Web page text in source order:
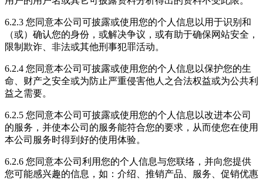
6.2.3 您同意本公司可披露或使用您的个人信息以用于识别和
（或）确认您的身份，或解决争议，或有助于确保网站安全，
限制欺诈、非法或其他刑事犯罪活动。
6.2.4 您同意本公司可披露或使用您的个人信息以保护您的生
命、财产之安全或为防止严重侵害他人之合法权益或为公共利
益之需要。
6.2.5 您同意本公司可披露或使用您的个人信息以改进本公司
的服务，并使本公司的服务能符合您的要求，从而使您在使用
本公司服务时得到好的使用体验。
6.2.6 您同意本公司利用您的个人信息与您联络，并向您提供
您可能感兴趣的信息，如：介绍、推销产品、服务、促销优惠